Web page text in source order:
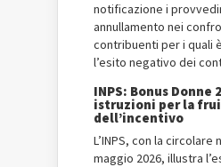
notificazione i
annullamento nei
contribuenti per i quali
l’esito negativo dei
INPS: Bonus Donne
istruzioni per la
dell’incentivo
L’INPS, con la circolare
maggio 2026, illustra